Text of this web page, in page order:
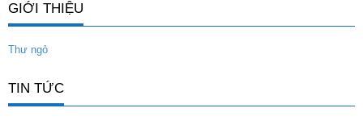
GIỚI THIỆU
Thư ngỏ
TIN TỨC